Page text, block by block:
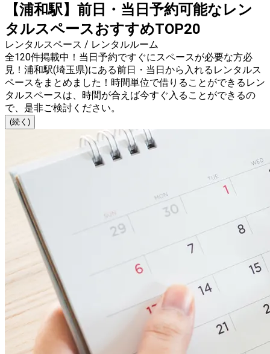
【浦和駅】前日・当日予約可能なレン
タルスペースおすすめTOP20
レンタルスペース / レンタルルーム
全120件掲載中！当日予約ですぐにスペースが必要な方必
見！浦和駅(埼玉県)にある前日・当日から入れるレンタルス
ペースをまとめました！時間単位で借りることができるレン
タルスペースは、時間が合えば今すぐ入ることができるの
で、是非ご検討ください。
(続く)